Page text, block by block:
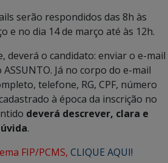
serão respondidos das 8h às
e no dia 14 de março até às 12h.
deverá o candidato: enviar o e-mail
Já no corpo do e-mail
telefone, RG, CPF, número
à época da inscrição no
deverá descrever, clara e
.
FIP/PCMS, CLIQUE AQUI!